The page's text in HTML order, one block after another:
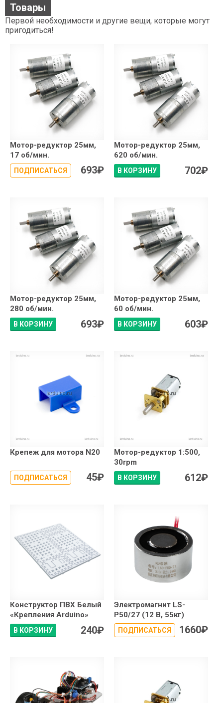
Товары
Первой необходимости и другие вещи, которые могут
пригодиться!
Мотор-редуктор 25мм,
17 об/мин.
ПОДПИСАТЬСЯ 693₽
Мотор-редуктор 25мм,
620 об/мин.
В КОРЗИНУ 702₽
Мотор-редуктор 25мм,
280 об/мин.
В КОРЗИНУ 693₽
Мотор-редуктор 25мм,
60 об/мин.
В КОРЗИНУ 603₽
Крепеж для мотора N20
ПОДПИСАТЬСЯ 45₽
Мотор-редуктор 1:500,
30rpm
В КОРЗИНУ 612₽
Конструктор ПВХ Белый
«Крепления Arduino»
В КОРЗИНУ 240₽
Электромагнит LS-
P50/27 (12 В, 55кг)
ПОДПИСАТЬСЯ 1660₽